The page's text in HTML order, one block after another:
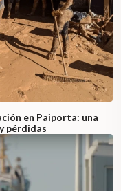
en Paiporta: una
pérdidas